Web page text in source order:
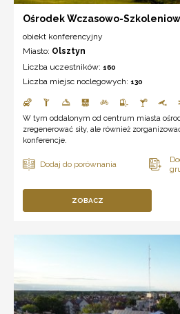
Ośrodek Wczasowo-
obiekt konferencyjny
Miasto: Olsztyn
Liczba uczestników: 160
Liczba miejsc noclegowych: 130
W tym oddalonym od centrum miasta
zregenerować siły, ale również
konferencje.
ZOBACZ